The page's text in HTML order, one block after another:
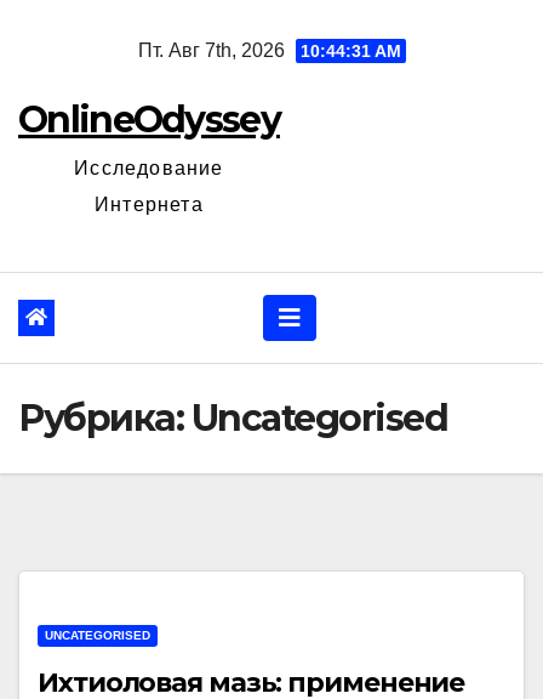
Пт. Авг 7th, 2026 10:44:32 AM
OnlineOdyssey
Исследование
Интернета
Рубрика: Uncategorised
UNCATEGORISED
Ихтиоловая мазь: применение